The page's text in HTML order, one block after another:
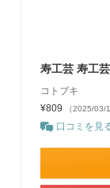
寿工芸 寿工
コトブキ
¥809
（2025/03/
口コミを見